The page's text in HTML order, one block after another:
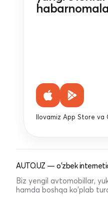
Ilovamiz App Store va
AUTO.UZ — o'zbek
Biz yengil avtomobillar,
hamda boshqa ko'plab